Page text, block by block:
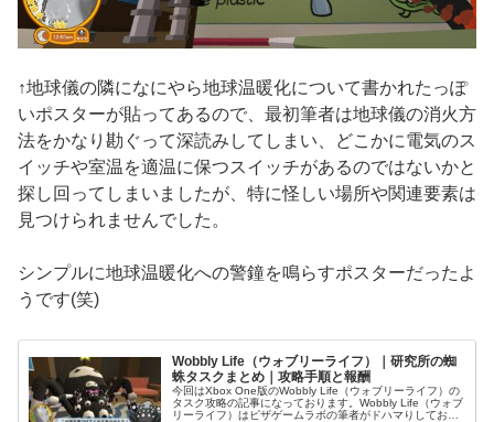
↑地球儀の隣になにやら地球温暖化について書かれたっぽ
いポスターが貼ってあるので、最初筆者は地球儀の消火方
法をかなり勘ぐって深読みしてしまい、どこかに電気のス
イッチや室温を適温に保つスイッチがあるのではないかと
探し回ってしまいましたが、特に怪しい場所や関連要素は
見つけられませんでした。
シンプルに地球温暖化への警鐘を鳴らすポスターだったよ
うです(笑)
Wobbly Life（ウォブリーライフ）｜研究所の蜘
蛛タスクまとめ｜攻略手順と報酬
今回はXbox One版のWobbly Life（ウォブリーライフ）の
タスク攻略の記事になっております。Wobbly Life（ウォブ
リーライフ）はピザゲームラボの筆者がドハマりしてお